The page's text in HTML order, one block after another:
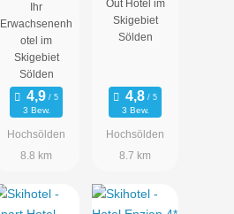
Ihr
Erwachsenenh
otel im
Skigebiet
Sölden
3 Bew.
Hochsölden
8.8 km
Out Hotel im
Skigebiet
Sölden
3 Bew.
Hochsölden
8.7 km